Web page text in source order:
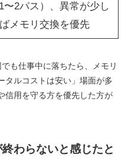
〜2パス）、異常が少し
メモリ交換を優先
も仕事中に落ちたら、メモリ
タルコストは安い」場面が多
信用を守る方を優先した方が
わらないと感じたと